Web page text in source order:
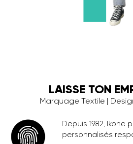
LAISSE TON
Marquage Textile |
Depuis 1982,
personnalisés